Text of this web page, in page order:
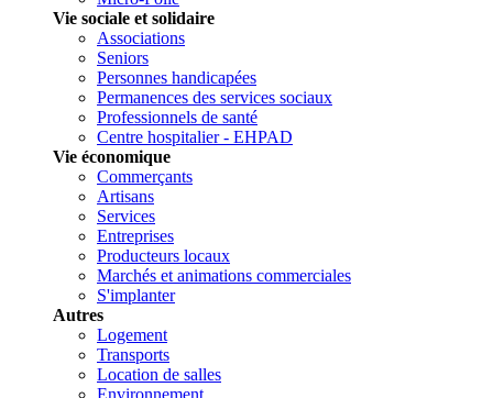
Vie sociale et solidaire
Associations
Seniors
Personnes handicapées
Permanences des services sociaux
Professionnels de santé
Centre hospitalier - EHPAD
Vie économique
Commerçants
Artisans
Services
Entreprises
Producteurs locaux
Marchés et animations commerciales
S'implanter
Autres
Logement
Transports
Location de salles
Environnement